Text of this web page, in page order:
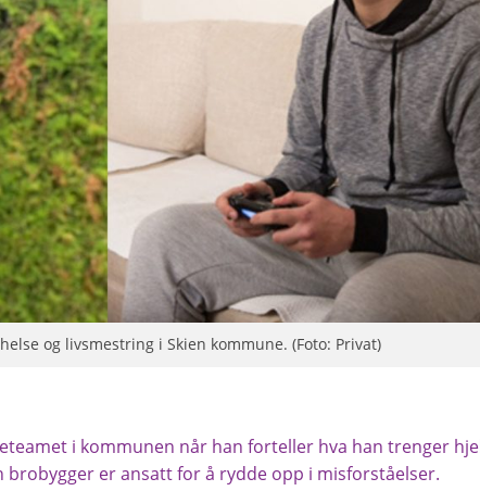
og livsmestring i Skien kommune. (Foto: Privat)
i kommunen når han forteller hva han trenger
brobygger er ansatt for å rydde opp i misforståelser.